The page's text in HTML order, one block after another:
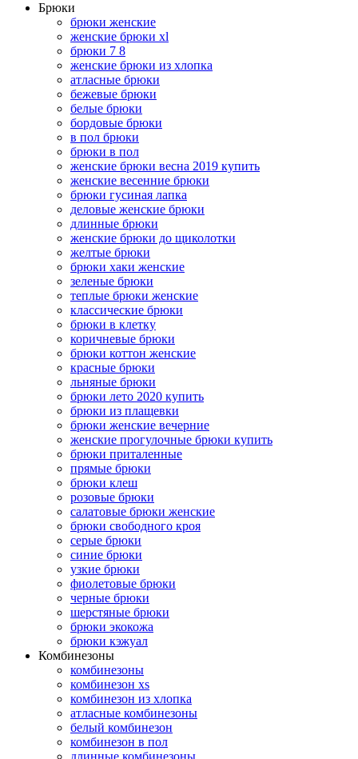
Брюки
брюки женские
женские брюки xl
брюки 7 8
женские брюки из хлопка
атласные брюки
бежевые брюки
белые брюки
бордовые брюки
в пол брюки
брюки в пол
женские брюки весна 2019 купить
женские весенние брюки
брюки гусиная лапка
деловые женские брюки
длинные брюки
женские брюки до щиколотки
желтые брюки
брюки хаки женские
зеленые брюки
теплые брюки женские
классические брюки
брюки в клетку
коричневые брюки
брюки коттон женские
красные брюки
льняные брюки
брюки лето 2020 купить
брюки из плащевки
брюки женские вечерние
женские прогулочные брюки купить
брюки приталенные
прямые брюки
брюки клеш
розовые брюки
салатовые брюки женские
брюки свободного кроя
серые брюки
синие брюки
узкие брюки
фиолетовые брюки
черные брюки
шерстяные брюки
брюки экокожа
брюки кэжуал
Комбинезоны
комбинезоны
комбинезон xs
комбинезон из хлопка
атласные комбинезоны
белый комбинезон
комбинезон в пол